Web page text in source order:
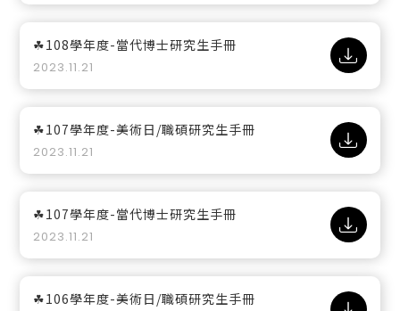
☘108學年度-當代博士研究生手冊
2023.11.21
☘107學年度-美術日/職碩研究生手冊
2023.11.21
☘107學年度-當代博士研究生手冊
2023.11.21
☘106學年度-美術日/職碩研究生手冊